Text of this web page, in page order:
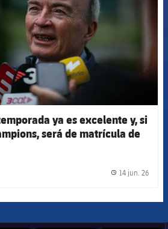
ya es excelente y, si
será de matrícula de
14 jun. 26